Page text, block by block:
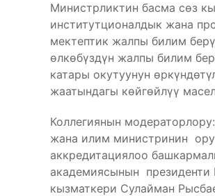
Министрликтин басма сөз
институтционалдык жана
мектептик жалпы билим
өлкөбүздүн жалпы билим
катары окутуунун
жаатындагы көйгөйлүү
Коллегиянын
жана илим министринин
аккредитациялоо
академиясынын
кызматкери Сулайман